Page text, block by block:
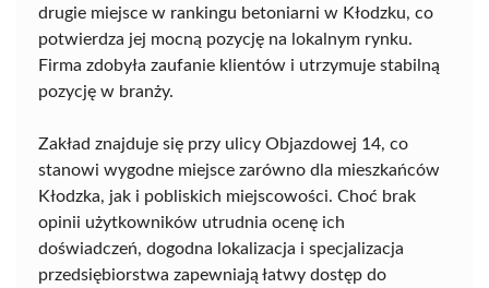
drugie miejsce w rankingu betoniarni w Kłodzku, co
potwierdza jej mocną pozycję na lokalnym rynku.
Firma zdobyła zaufanie klientów i utrzymuje stabilną
pozycję w branży.
Zakład znajduje się przy ulicy Objazdowej 14, co
stanowi wygodne miejsce zarówno dla mieszkańców
Kłodzka, jak i pobliskich miejscowości. Choć brak
opinii użytkowników utrudnia ocenę ich
doświadczeń, dogodna lokalizacja i specjalizacja
przedsiębiorstwa zapewniają łatwy dostęp do